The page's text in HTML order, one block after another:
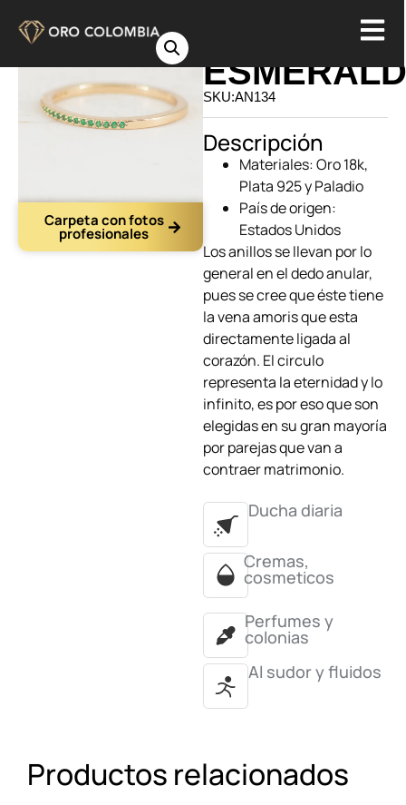
Carpeta con fotos
profesionales
SKU:AN134
Descripción
Materiales: Oro 18k,
Plata 925 y Paladio
País de origen:
Estados Unidos
Los anillosse llevan por lo
general en el dedo anular,
pues se cree que éste tiene
la vena amoris que esta
directamente ligada al
corazón. El circulo
representa la eternidad y lo
infinito, es por eso que son
elegidas en su gran mayoría
por parejas que van a
contraer matrimonio.
Ducha diaria
Cremas,
cosmeticos
Perfumes y
colonias
Al sudor y fluidos
Productos relacionados